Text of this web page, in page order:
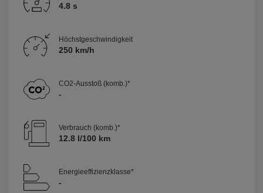
4.8 s
Höchst­geschwindigkeit
250 km/h
CO2-Ausstoß (komb.)*
-
Verbrauch (komb.)*
12.8 l/100 km
Energieeffizienzklasse*
-